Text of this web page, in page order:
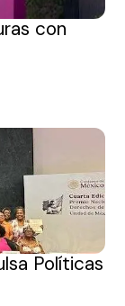
con
Políticas